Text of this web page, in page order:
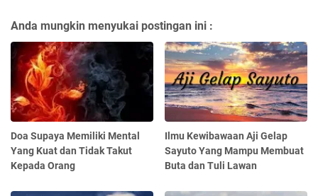
Anda mungkin menyukai postingan ini :
Doa Supaya Memiliki Mental
Yang Kuat dan Tidak Takut
Kepada Orang
Ilmu Kewibawaan Aji Gelap
Sayuto Yang Mampu Membuat
Buta dan Tuli Lawan